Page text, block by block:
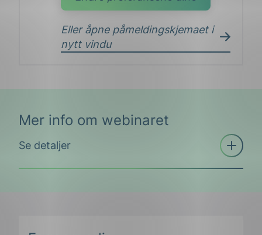
Eller åpne påmeldingskjemaet i
nytt vindu
Mer info om webinaret
Se detaljer
Åpne
trekkspill